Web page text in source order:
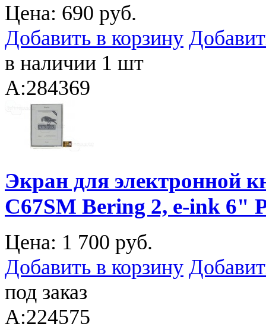
Цена: 690 руб.
Добавить в корзину
в наличии 1 шт
A:284369
Экран для электронной
C67SM Bering 2, e-ink 6"
Цена: 1 700 руб.
Добавить в корзину
под заказ
A:224575